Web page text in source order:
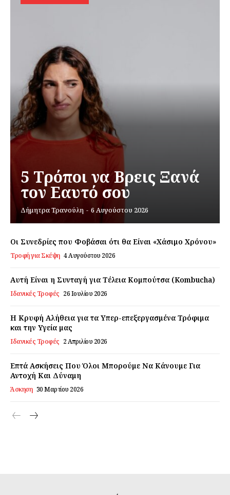
Εγγραφείτε τώρα!
Daily Food
Σχετικά με εμάς
Αποποίηση Ευθυνών
Ο λογαριασμός μου
Επικοινωνία
5 Τρόποι να Βρεις Ξανά
τον Εαυτό σου
Δήμητρα Τρανούλη - 6 Αυγούστου 2026
Οι Συνεδρίες που Φοβάσαι ότι θα Είναι «Χάσιμο Χρόνου»
Τροφή για Σκέψη 4 Αυγούστου 2026
Αυτή Είναι η Συνταγή για Τέλεια Κομπούτσα (Kombucha)
Ιδανικές Τροφές 26 Ιουλίου 2026
Η Κρυφή Αλήθεια για τα Υπερ-επεξεργασμένα Τρόφιμα
και την Υγεία μας
Ιδανικές Τροφές 2 Απριλίου 2026
Επτά Ασκήσεις Που Όλοι Μπορούμε Να Κάνουμε Για
Αντοχή Και Δύναμη
Άσκηση 30 Μαρτίου 2026